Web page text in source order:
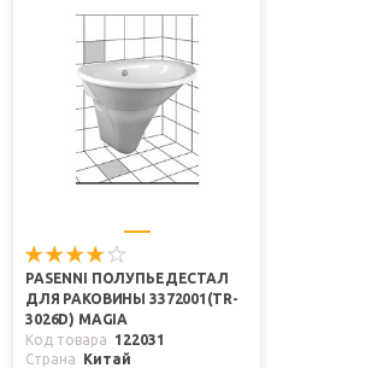
PASENNI ПОЛУПЬЕДЕСТАЛ
ДЛЯ РАКОВИНЫ 3372001(TR-
3026D) MAGIA
Код товара
122031
Страна
Китай